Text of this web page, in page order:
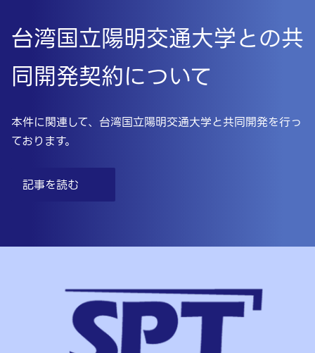
台湾国立陽明交通大学との共
同開発契約について
本件に関連して、台湾国立陽明交通大学と共同開発を行っ
ております。
記事を読む